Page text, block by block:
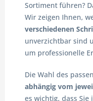
Sortiment führen?
Wir zeigen Ihnen,
verschiedenen
unverzichtbar sind
um professionelle
Die Wahl des
abhängig vom
es wichtig, dass Sie